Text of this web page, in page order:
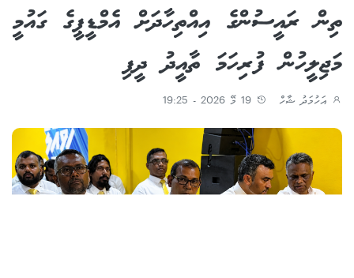
ތިން ރައީސުންގެ އިއްތިހާދަށް އެމްޑީޕީގެ ގައުމީ
މަޖިލީހުން ފުރިހަމަ ތާއީދު ދީފި
އަހުމަދު ޝާހް